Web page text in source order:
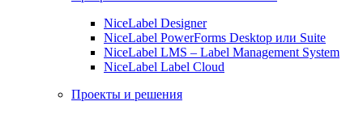
NiceLabel Designer
NiceLabel PowerForms Desktop или Suite
NiceLabel LMS – Label Management System
NiceLabel Label Cloud
Проекты и решения